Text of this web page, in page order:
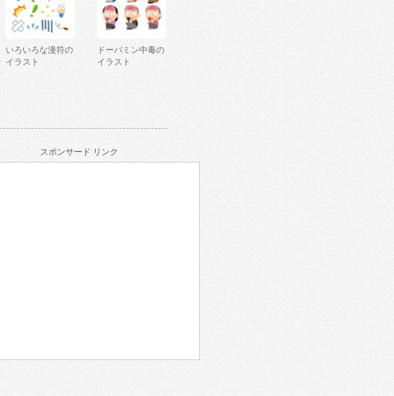
いろいろな漫符の
イラスト
ドーパミン中毒の
イラスト
スポンサード リンク